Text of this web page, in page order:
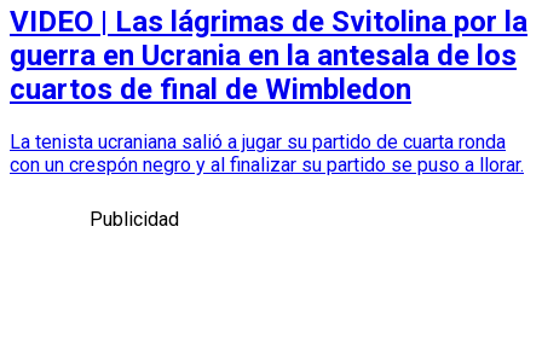
VIDEO | Las lágrimas de Svitolina por la
guerra en Ucrania en la antesala de los
cuartos de final de Wimbledon
La tenista ucraniana salió a jugar su partido de cuarta ronda
con un crespón negro y al finalizar su partido se puso a llorar.
Publicidad